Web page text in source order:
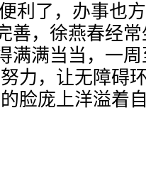
利了，办事也
善，徐燕春经
满满当当，一
力，让无障碍
脸庞上洋溢着